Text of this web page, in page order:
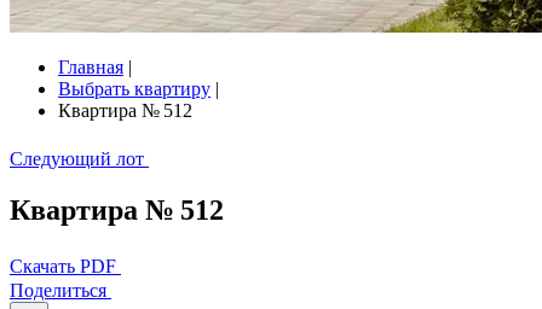
Главная |
Выбрать квартиру |
Квартира № 512
Следующий лот
Квартира № 512
Скачать PDF
Поделиться